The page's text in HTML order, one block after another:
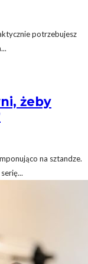
potrzebujesz
żeby
na sztandze.